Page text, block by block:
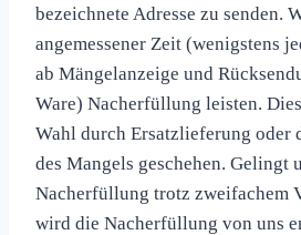
bezeichnete Adresse zu senden.
angemessener Zeit (wenigstens
ab Mängelanzeige und
Ware) Nacherfüllung leisten.
Wahl durch Ersatzlieferung oder
des Mangels geschehen. Gelingt
Nacherfüllung trotz zweifachem
wird die Nacherfüllung von uns